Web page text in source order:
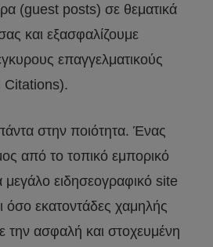
(guest posts) σε θεματικά
και εξασφαλίζουμε
επαγγελματικούς
Citations).
στην ποιότητα. Ένας
από το τοπικό εμπορικό
μεγάλο ειδησεογραφικό site
όσο εκατοντάδες χαμηλής
την ασφαλή και στοχευμένη